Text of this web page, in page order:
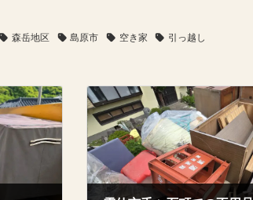
森岳地区 島原市 空き家 引っ越し